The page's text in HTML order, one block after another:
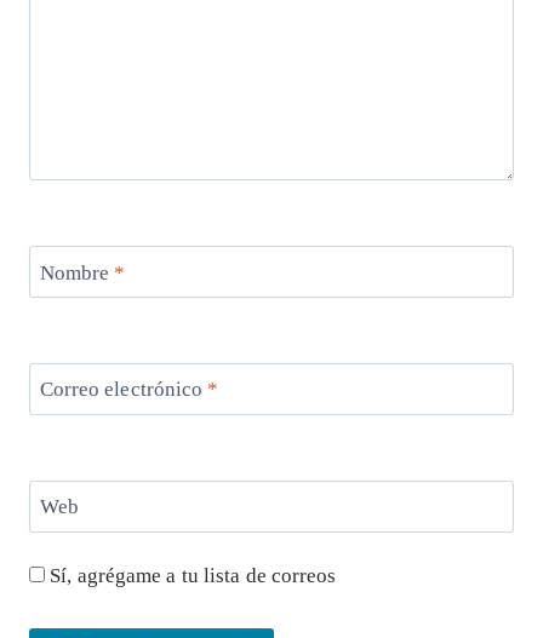
Nombre *
Correo electrónico *
Web
Sí, agrégame a tu lista de correos